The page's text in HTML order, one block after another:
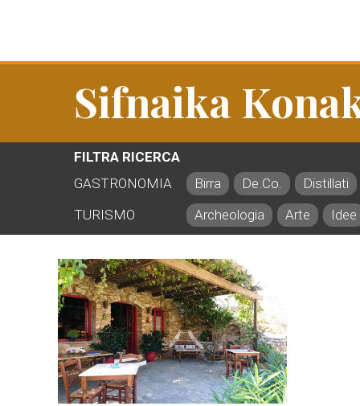
Sifnaika
FILTRA RICERCA
GASTRONOMIA
Birra De.Co.
Distillati
TURISMO
Archeologia Arte Idee